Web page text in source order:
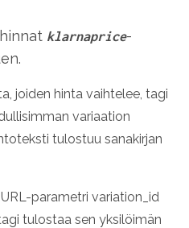
klarnaprice-
joiden hinta vaihtelee, tagi
variaation
tulostuu sanakirjan
parametri variation_id
tulostaa sen yksilöimän